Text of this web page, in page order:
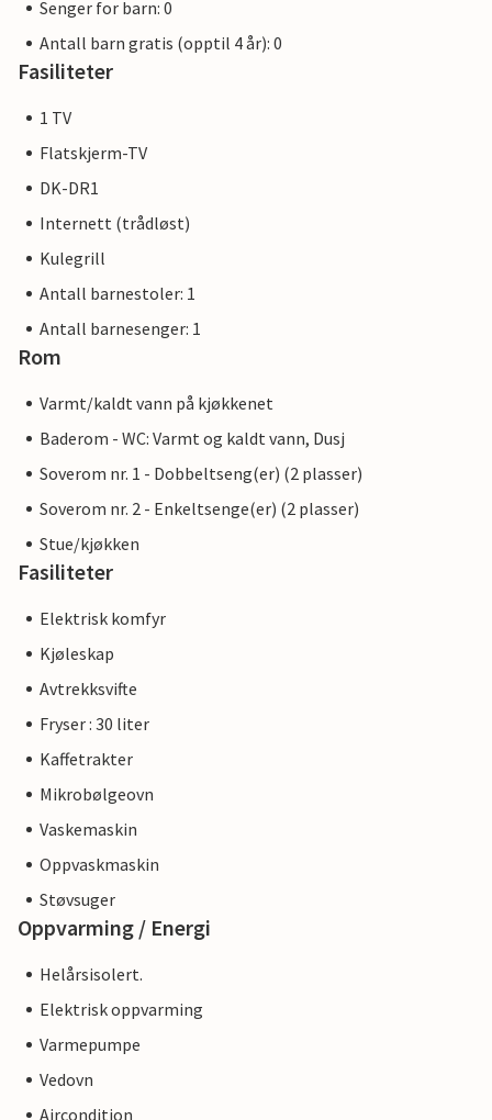
Senger for barn: 0
Antall barn gratis (opptil 4 år): 0
Fasiliteter
1 TV
Flatskjerm-TV
DK-DR1
Internett (trådløst)
Kulegrill
Antall barnestoler: 1
Antall barnesenger: 1
Rom
Varmt/kaldt vann på kjøkkenet
Baderom - WC: Varmt og kaldt vann, Dusj
Soverom nr. 1 - Dobbeltseng(er) (2 plasser)
Soverom nr. 2 - Enkeltsenge(er) (2 plasser)
Stue/kjøkken
Fasiliteter
Elektrisk komfyr
Kjøleskap
Avtrekksvifte
Fryser : 30 liter
Kaffetrakter
Mikrobølgeovn
Vaskemaskin
Oppvaskmaskin
Støvsuger
Oppvarming / Energi
Helårsisolert.
Elektrisk oppvarming
Varmepumpe
Vedovn
Aircondition